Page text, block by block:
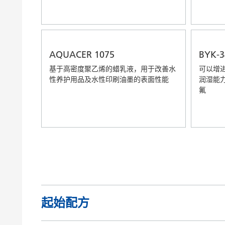
AQUACER 1075
基于高密度聚乙烯的蜡乳液，用于改善水
性养护用品及水性印刷油墨的表面性能
BYK-
可以增
润湿能
氟
起始配方